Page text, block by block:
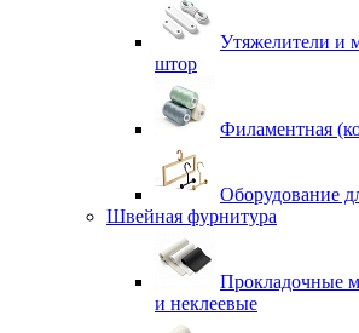
Утяжелители и
штор
Филаментная
Оборудование
Швейная фурнитура
Прокладочные
и неклеевые